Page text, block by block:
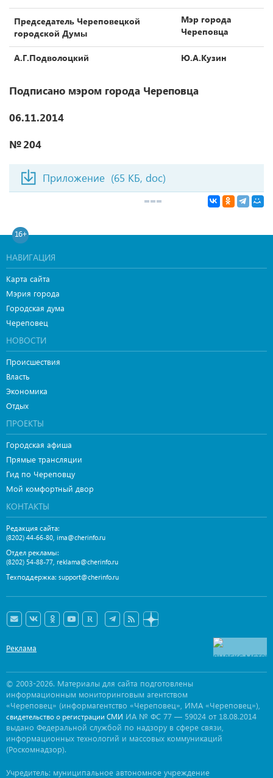
Председатель Череповецкой
городской Думы
Мэр города
Череповца
А.Г.Подволоцкий Ю.А.Кузин
Подписано мэром города Череповца
06.11.2014
№ 204
Приложение (65 КБ, doc)
16+
НАВИГАЦИЯ
Карта сайта
Мэрия города
Городская дума
Череповец
НОВОСТИ
Происшествия
Власть
Экономика
Отдых
ПРОЕКТЫ
Городская афиша
Прямые трансляции
Гид по Череповцу
Мой комфортный двор
КОНТАКТЫ
Редакция сайта:
(8202) 44-66-80, ima@cherinfo.ru
Отдел рекламы:
(8202) 54-88-77, reklama@cherinfo.ru
Техподдержка: support@cherinfo.ru
Реклама
© 2003-2026. Материалы для сайта подготовлены
информационным мониторинговым агентством
«Череповец» (информагентство «Череповец», ИМА «Череповец»),
свидетельство о регистрации СМИ ИА № ФС 77 — 59024 от 18.08.2014
выдано Федеральной службой по надзору в сфере связи,
информационных технологий и массовых коммуникаций
(Роскомнадзор).
Учредитель: муниципальное автономное учреждение